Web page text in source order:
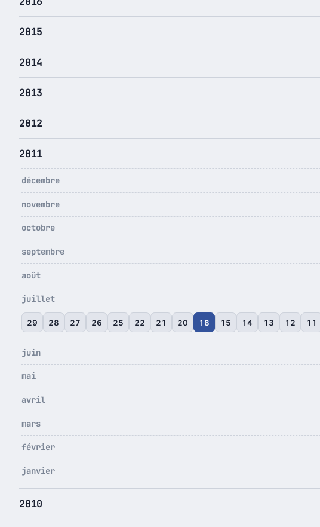
2015
2014
2013
2012
2011
décembre
novembre
octobre
septembre
août
juillet
29 28 27 26 25 22 21 20 18 15 14 13 12 11
juin
mai
avril
mars
février
janvier
2010